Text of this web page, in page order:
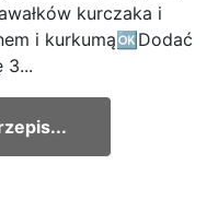
kurczaka i
i kurkumą🆗Dodać
3...